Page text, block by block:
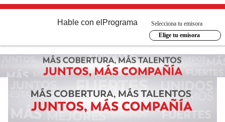
Hable con el Programa
Selecciona tu emisora
Elige tu emisora